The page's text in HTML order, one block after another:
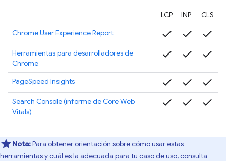
LCP INP
CLS
Chrome User Experience Report
check check check
Herramientas para desarrolladores de
Chrome
check check check
PageSpeed Insights check check check
Search Console (informe de Core Web
Vitals)
check check check
Nota:Para obtener orientación sobre cómo usar estas
herramientas y cuál es la adecuada para tu caso de uso, consulta